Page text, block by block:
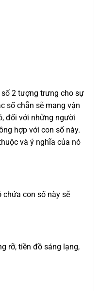
2 tượng trưng cho sự
số chẵn sẽ mang vận
đối với những người
hợp với con số này.
và ý nghĩa của nó
chứa con số này sẽ
rỡ, tiền đồ sáng lạng,